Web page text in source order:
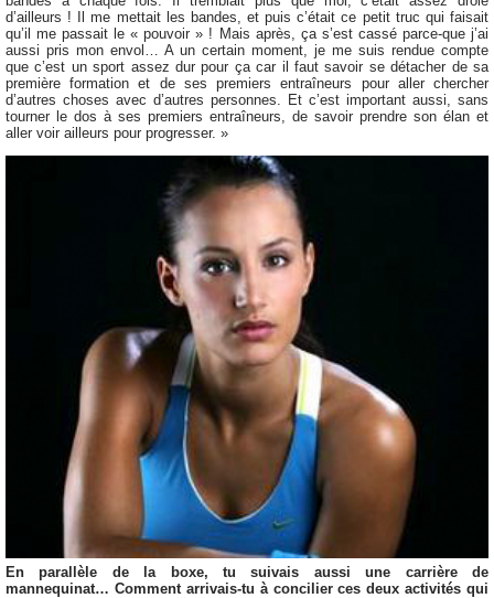
d’ailleurs ! Il me mettait les bandes, et puis c’était ce petit truc qui faisait
qu’il me passait le « pouvoir » ! Mais après, ça s’est cassé parce-que j’ai
aussi pris mon envol… A un certain moment, je me suis rendue compte
que c’est un sport assez dur pour ça car il faut savoir se détacher de sa
première formation et de ses premiers entraîneurs pour aller chercher
d’autres choses avec d’autres personnes. Et c’est important aussi, sans
tourner le dos à ses premiers entraîneurs, de savoir prendre son élan et
aller voir ailleurs pour progresser. »
En parallèle de la boxe, tu suivais aussi une carrière de
mannequinat… Comment arrivais-tu à concilier ces deux activités qui